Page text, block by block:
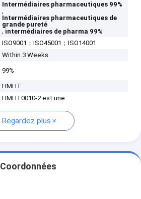
Intermédiaires pharmaceutiques 99%
,
Intermédiaires pharmaceutiques de
grande pureté
, intermédiaires de pharma 99%
ISO9001；ISO45001；ISO14001
Within 3 Weeks
99%
HMHT
HMHT0010-2 est une
Regardez plus
Coordonnées